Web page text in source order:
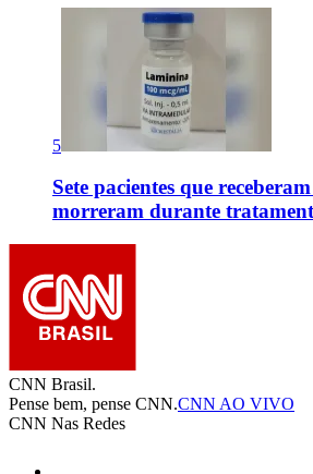
5
Sete pacientes que
morreram durante
CNN Brasil.
Pense bem, pense CNN.CNN AO VIVO
CNN Nas Redes